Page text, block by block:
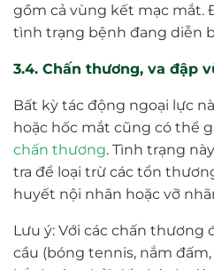
gồm cả vùng kết mạc mắt.
tình trạng bệnh đang diễn
3.4. Chấn thương, va đập
Bất kỳ tác động ngoại lực
hoặc hốc mắt cũng có thể
chấn thương. Tình trạng
tra để loại trừ các tổn
huyết nội nhãn hoặc vỡ
Lưu ý: Với các chấn thương
cầu (bóng tennis, nắm